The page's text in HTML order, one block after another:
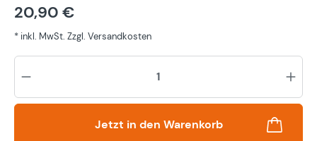
20,90 €
* inkl. MwSt. Zzgl. Versandkosten
Jetzt in den Warenkorb